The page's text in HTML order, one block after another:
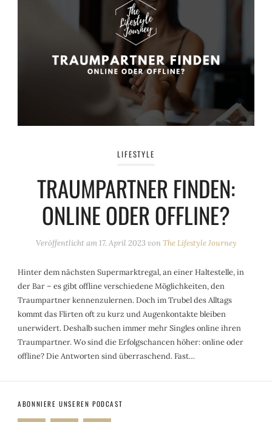
LIFESTYLE
TRAUMPARTNER FINDEN:
ONLINE ODER OFFLINE?
Veröffentlicht am17. April 2023 vonThe Lifestyle Journey
Hinter dem nächsten Supermarktregal, an einer Haltestelle, in
der Bar – es gibt offline verschiedene Möglichkeiten, den
Traumpartner kennenzulernen. Doch im Trubel des Alltags
kommt das Flirten oft zu kurz und Augenkontakte bleiben
unerwidert. Deshalb suchen immer mehr Singles online ihren
Traumpartner. Wo sind die Erfolgschancen höher: online oder
offline? Die Antworten sind überraschend. Fast…
ABONNIERE UNSEREN PODCAST